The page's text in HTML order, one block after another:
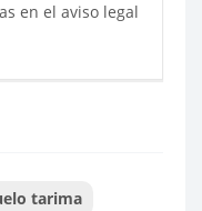
en el aviso legal
tarima